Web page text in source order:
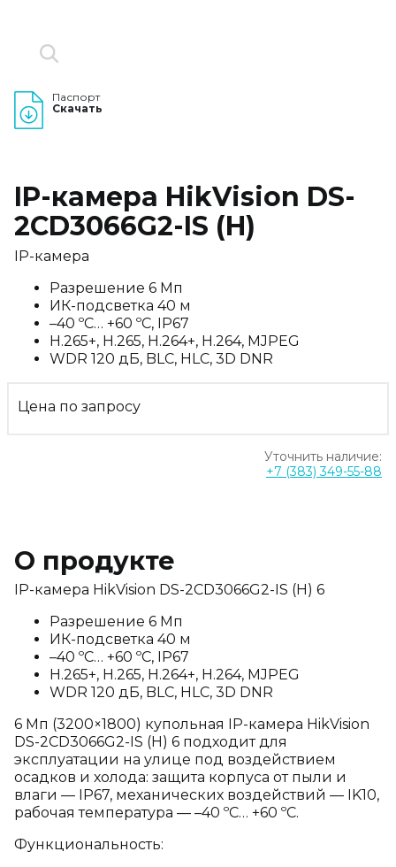
Паспорт
Скачать
IP-камера HikVision DS-
2CD3066G2-IS (H)
IP-камера
Разрешение 6 Мп
ИК-подсветка 40 м
–40 ºC… +60 ºC, IP67
H.265+, H.265, H.264+, H.264, MJPEG
WDR 120 дБ, BLC, HLC, 3D DNR
Цена по запросу
Уточнить наличие:
+7 (383) 349-55-88
О продукте
IP-камера HikVision DS-2CD3066G2-IS (H) 6
Разрешение 6 Мп
ИК-подсветка 40 м
–40 ºC… +60 ºC, IP67
H.265+, H.265, H.264+, H.264, MJPEG
WDR 120 дБ, BLC, HLC, 3D DNR
6 Мп (3200×1800) купольная IP-камера HikVision
DS-2CD3066G2-IS (H) 6 подходит для
эксплуатации на улице под воздействием
осадков и холода: защита корпуса от пыли и
влаги — IP67, механических воздействий — IK10,
рабочая температура — –40 ºC… +60 ºC.
Функциональность: